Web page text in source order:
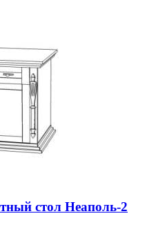
стол Неаполь-2